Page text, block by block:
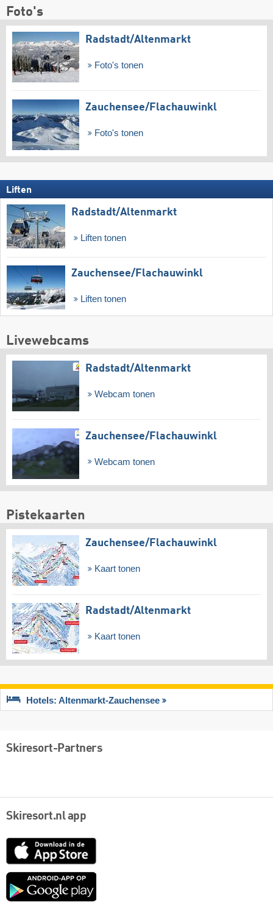
Foto's
Radstadt/​Altenmarkt
Foto's tonen
Zauchensee/​Flachauwinkl
Foto's tonen
Liften
Radstadt/​Altenmarkt
Liften tonen
Zauchensee/​Flachauwinkl
Liften tonen
Livewebcams
Radstadt/​Altenmarkt
Webcam tonen
Zauchensee/​Flachauwinkl
Webcam tonen
Pistekaarten
Zauchensee/​Flachauwinkl
Kaart tonen
Radstadt/​Altenmarkt
Kaart tonen
Hotels: Altenmarkt-Zauchensee
Skiresort-Partners
Skiresort.nl app
App
Google